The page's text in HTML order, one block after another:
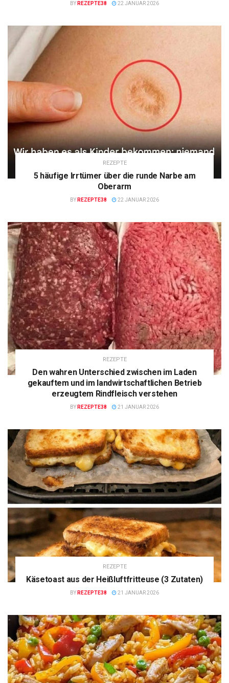
BY REZEPTE38 22 JANUAR 2026
REZEPTE
5 häufige Irrtümer über die runde Narbe am
Oberarm
BY REZEPTE38 22 JANUAR 2026
REZEPTE
Den wahren Unterschied zwischen im Laden
gekauftem und im landwirtschaftlichen Betrieb
erzeugtem Rindfleisch verstehen
BY REZEPTE38 21 JANUAR 2026
REZEPTE
Käsetoast aus der Heißluftfritteuse (3 Zutaten)
BY REZEPTE38 21 JANUAR 2026